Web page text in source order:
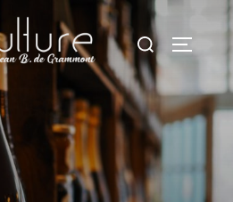
Suchen
nach: